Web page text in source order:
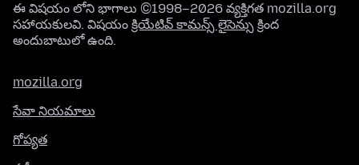
ఈ విషయం లోని భాగాలు ©1998–2026 వ్యక్తిగత mozilla.org
సహాయకులవి. విషయం క్రియేటివ్ కామన్స్ లైసెన్సు క్రింద
అందుబాటులో ఉంది.
mozilla.org
సేవా నియమాలు
గోప్యత